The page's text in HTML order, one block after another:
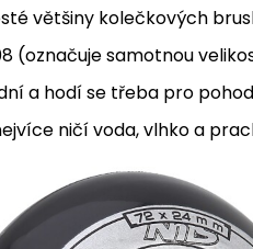
většiny kolečkových
(označuje samotnou
a hodí se třeba pro
ničí voda, vlhko a